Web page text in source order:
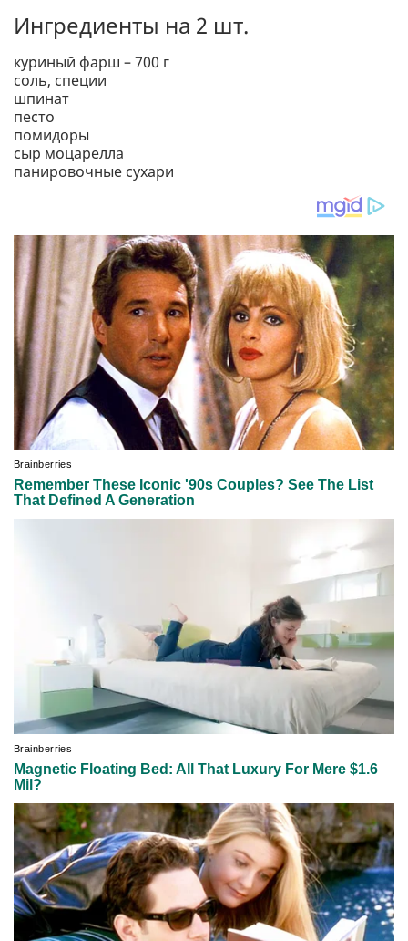
Ингредиенты на 2 шт.
куриный фарш – 700 г
соль, специи
шпинат
песто
помидоры
сыр моцарелла
панировочные сухари